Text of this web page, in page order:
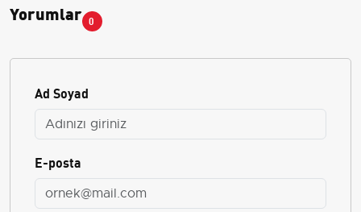
Yorumlar 0
Ad Soyad
E-posta